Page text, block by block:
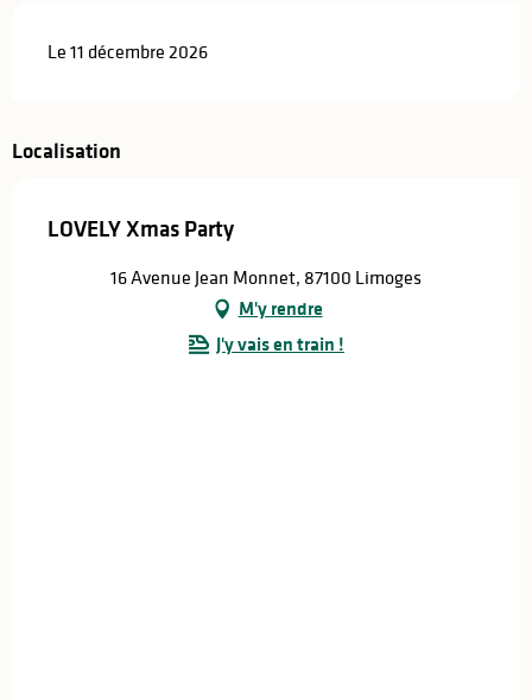
Le 11 décembre 2026
Localisation
LOVELY Xmas Party
16 Avenue Jean Monnet, 87100 Limoges
M'y rendre
J'y vais en train !